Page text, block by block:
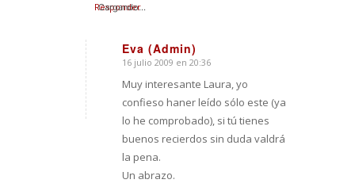
Cargando...
Responder
Eva (Admin)
Dice:
16 julio 2009 en 20:36
Muy interesante Laura, yo
confieso haner leído sólo este (ya
lo he comprobado), si tú tienes
buenos recierdos sin duda valdrá
la pena.
Un abrazo.